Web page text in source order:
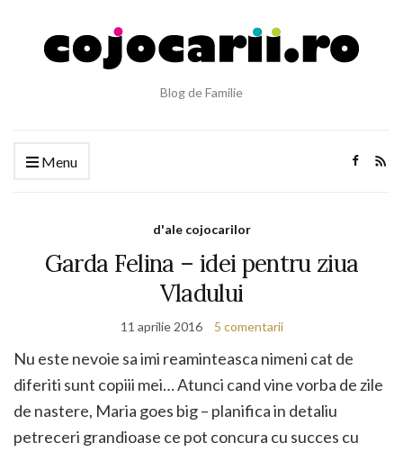
Blog de Familie
Menu
d'ale cojocarilor
Garda Felina – idei pentru ziua
Vladului
11 aprilie 2016 5 comentarii
Nu este nevoie sa imi reaminteasca nimeni cat de
diferiti sunt copiii mei… Atunci cand vine vorba de zile
de nastere, Maria goes big – planifica in detaliu
petreceri grandioase ce pot concura cu succes cu